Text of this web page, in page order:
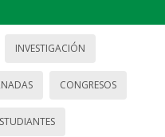
INVESTIGACIÓN
CONGRESOS